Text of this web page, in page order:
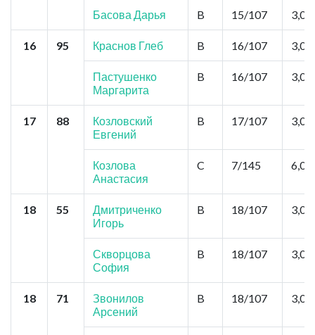
Басова Дарья B 15/107 3,0
16 95 Краснов Глеб B 16/107 3,0
Пастушенко
Маргарита
B 16/107 3,0
17 88
Козловский
Евгений
B 17/107 3,0
Козлова
Анастасия
C 7/145 6,0
18 55
Дмитриченко
Игорь
B 18/107 3,0
Скворцова
София
B 18/107 3,0
18 71
Звонилов
Арсений
B 18/107 3,0